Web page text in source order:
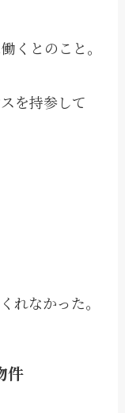
くとのこと。
を持参して
れなかった。
件